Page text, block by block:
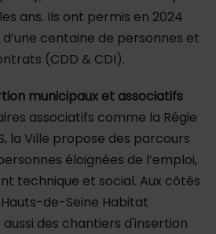
ans. Ils ont permis en 2024
centaine de personnes et
(CDD & CDI).
municipaux et associatifs
associatifs comme la Régie
la Ville propose des parcours
éloignées de l’emploi,
technique et social. Aux côtés
de-Seine Habitat
des chantiers d'insertion